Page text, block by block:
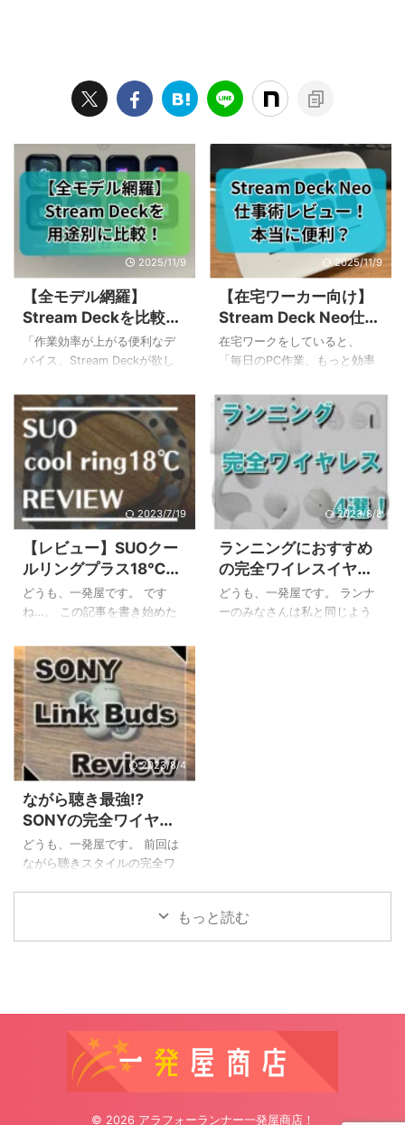
2025/11/9
【全モデル網羅】
Stream Deckを比較！
新旧モデルから用途別
で最適な一台を選ぶ
「作業効率が上がる便利なデ
バイス、Stream Deckが欲し
どれを選べばいいのか分から
ない…」と感じていませんか？
多機能なモデルからコンパク
トなモデルまで様々で、自分
に合う一台を見つけるのは大
変ですよね。Stream Deckの比
較をしているけれど、結局決
め手に欠ける、という方も多
いのではないでしょうか。 私
もStream Deck Neoを購入す
る前はちょっと悩みました…。
この記事では、そんなお悩み
Stream Deckの全モデルを徹底
的に比較し、後 ...
2025/11/9
【在宅ワーカー向け】
Stream Deck Neo仕事
術レビュー！本当に便
利？
在宅ワークをしていると、
「毎日のPC作業、もっと効率
こと、ありますよね。チャッ
トツールの起動、定型文の入
など、一つひとつは小さくて
も積み重なると大きな手間に
なります。 この記事では、そ
んなみなさんのために、
stream deck neoを仕事で活用
して、日々の作業を劇的に快
適にする方法を徹底解説しま
す！ この記事を読むことで、
以下のことが分かりますよ。
2023/7/19
【レビュー】SUOクー
ルリングプラス18℃の
サイズ感・持続時間・
おすすめ用途
どうも、一発屋です。 です
ね…。 この記事を書き始めた
35℃越えの猛暑日連発で溶け
そうな日々を送っていまし
た。 私はそんな暑い中でも長
時間ランニングをしてしまう
愚か者で、前々から熱中症対
策のためのグッズを仕込んで
いました。 連日の猛暑でテレ
ビでも紹介された『SUOクー
ルリング18℃(SUOクールリン
グプラス18℃)』です。 という
わけで今回の記事ではSUOク
ールリング18℃についてサイ
徹底的にレビューしていきた
いと思います。 SUOクールリ
2023/8/8
ランニングにおすすめ
の完全ワイレスイヤホ
ン4選！ながら聴きタ
イプが超オススメ！
どうも、一発屋です。 ランナ
ーのみなさんは私と同じよう
いる『耳をふさがない』タイ
プの完全ワイヤレスイヤホン
2023/8/4
ながら聴き最強⁉
SONYの完全ワイヤレ
スイヤホン『Link
Buds』の超徹底レビュ
どうも、一発屋です。 前回は
ながら聴きスタイルの完全ワ
SONY Link Buds WF-L900の
比較記事を書きました。 本
まったので順序は前後します
が、今回の記事ではSONY
Link Buds WF-L900単体のレ
ビュー(スペックや音漏れの仕
方など)を書いていきたいと思
もっと読む
© 2026 アラフォーランナー一発屋商店！